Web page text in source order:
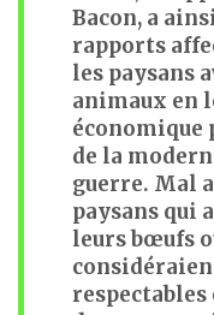
Bacon, a
rapports
les paysans
animaux en
économique
de la
guerre. Mal
paysans qui
leurs bœufs